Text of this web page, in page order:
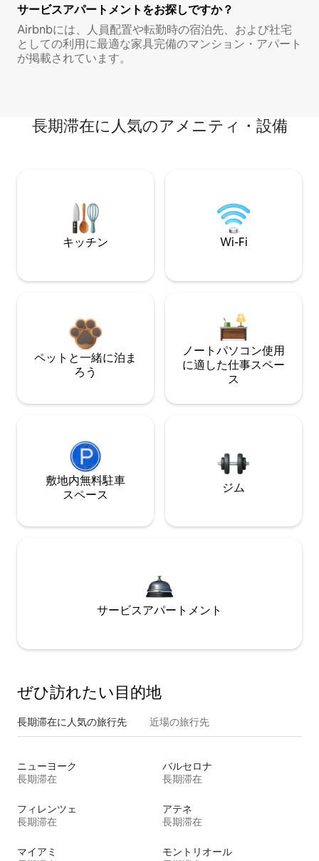
サービスアパートメントをお探しですか？
Airbnbには、人員配置や転勤時の宿泊先、および社宅
としての利用に最適な家具完備のマンション・アパート
が掲載されています。
長期滞在に人気のアメニティ・設備
キッチン Wi-Fi
ペットと一緒に泊ま
ろう
ノートパソコン使用
に適した仕事スペー
ス
敷地内無料駐⁠車
ス⁠ペ⁠ー⁠ス
ジム
サービスアパートメント
ぜひ訪⁠れ⁠た⁠い目⁠的⁠地
長期滞在に人気の旅行先 近場の旅行先
ニューヨーク
長期滞在
バルセロナ
長期滞在
フィレンツェ
長期滞在
アテネ
長期滞在
マイアミ
モントリオール